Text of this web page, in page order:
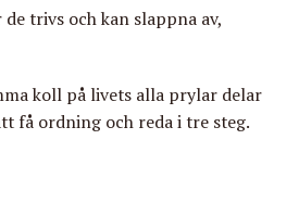
trivs och kan slappna av,
koll på livets alla prylar delar
få ordning och reda i tre steg.